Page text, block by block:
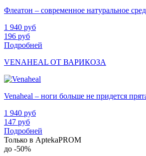
Флеатон – современное натуральное
1 940 руб
196 руб
Подробней
VENAHEAL ОТ ВАРИКОЗА
Venaheal – ноги больше не придется
1 940 руб
147 руб
Подробней
Только в AptekaPROM
до -50%